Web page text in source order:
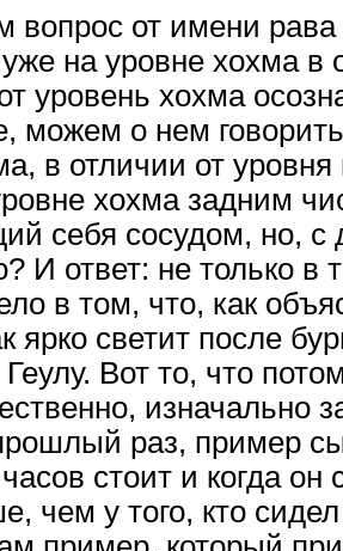
вопрос от имени
на уровне хохма
уровень хохма
можем о нем
в отличии от уровня
хохма задним
себя сосудом, но, с
И ответ: не только в
в том, что, как
ярко светит после
Вот то, что
раз, пример
стоит и когда он
чем у того, кто